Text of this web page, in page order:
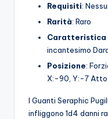
Requisiti:
Rarità: Raro
Caratteristica
incantesimo
Posizione:
X:-90, Y:-7 Atto
I Guanti Seraphic
infliggono 1d4 danni